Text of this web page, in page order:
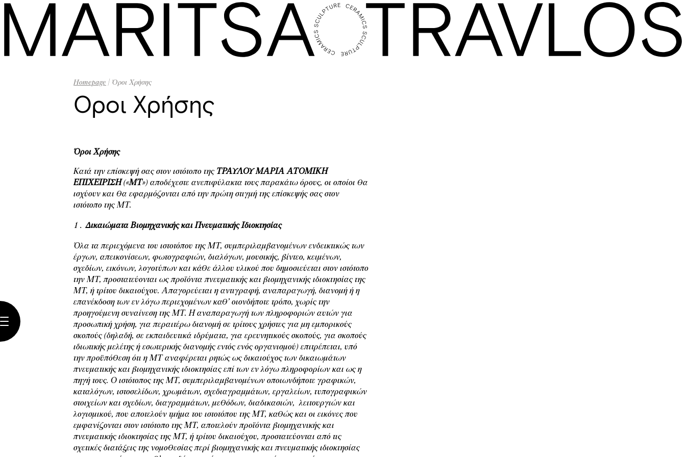
Homepage | Όροι Χρήσης
Όροι Χρήσης
Όροι Χρήσης
Κατά την επίσκεψή σας στον ιστότοπο της ΤΡΑΥΛΟΥ ΜΑΡΙΑ ΑΤΟΜΙΚΗ
ΕΠΙΧΕΙΡΙΣΗ(«MT») αποδέχεστε ανεπιφύλακτα τους παρακάτω όρους, οι οποίοι θα
ισχύουν και θα εφαρμόζονται από την πρώτη στιγμή της επίσκεψής σας στον
ιστότοπο της ΜΤ.
Δικαιώματα Βιομηχανικής και Πνευματικής Ιδιοκτησίας
Όλα τα περιεχόμενα του ιστοτόπου της ΜΤ, συμπεριλαμβανομένων ενδεικτικώς των
έργων, απεικονίσεων, φωτογραφιών, διαλόγων, μουσικής, βίντεο, κειμένων,
σχεδίων, εικόνων, λογοτύπων και κάθε άλλου υλικού που δημοσιεύεται στον ιστότοπο
την ΜΤ, προστατεύονται ως προϊόντα πνευματικής και βιομηχανικής ιδιοκτησίας της
ΜΤ, ή τρίτου δικαιούχου. Απαγορεύεται η αντιγραφή, αναπαραγωγή, διανομή ή η
επανέκδοση των εν λόγω περιεχομένων καθ’ οιονδήποτε τρόπο, χωρίς την
προηγούμενη συναίνεση της ΜΤ. Η αναπαραγωγή των πληροφοριών αυτών για
προσωπική χρήση, για περαιτέρω διανομή σε τρίτους χρήστες για μη εμπορικούς
σκοπούς (δηλαδή, σε εκπαιδευτικά ιδρύματα, για ερευνητικούς σκοπούς, για σκοπούς
ιδιωτικής μελέτης ή εσωτερικής διανομής εντός ενός οργανισμού) επιτρέπεται, υπό
την προϋπόθεση ότι η ΜΤ αναφέρεται ρητώς ως δικαιούχος των δικαιωμάτων
πνευματικής και βιομηχανικής ιδιοκτησίας επί των εν λόγω πληροφορίων και ως η
πηγή τους. Ο ιστότοπος της ΜΤ, συμπεριλαμβανομένων οποιωνδήποτε γραφικών,
καταλόγων, ιστοσελίδων, χρωμάτων, σχεδιαγραμμάτων, εργαλείων, τυπογραφικών
στοιχείων και σχεδίων, διαγραμμάτων, μεθόδων, διαδικασιών, λειτουργιών και
λογισμικού, που αποτελούν τμήμα του ιστοτόπου της ΜΤ, καθώς και οι εικόνες που
εμφανίζονται στον ιστότοπο της ΜΤ, αποτελούν προϊόντα βιομηχανικής και
πνευματικής ιδιοκτησίας της ΜΤ, ή τρίτου δικαιούχου, προστατεύονται από τις
σχετικές διατάξεις της νομοθεσίας περί βιομηχανικής και πνευματικής ιδιοκτησίας
Αρχική
Όροι Χρήσης
Πολιτική Απορρήτου